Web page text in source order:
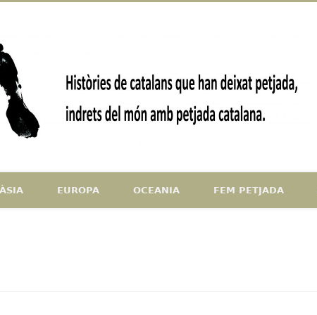
del món amb petjada catalana
ÀSIA EUROPA OCEANIA FEM PETJADA